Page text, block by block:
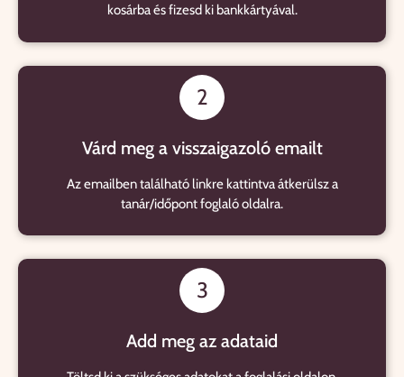
kosárba és fizesd ki bankkártyával.
2
Várd meg a visszaigazoló emailt
Az emailben található linkre kattintva átkerülsz a
tanár/időpont foglaló oldalra.
3
Add meg az adataid